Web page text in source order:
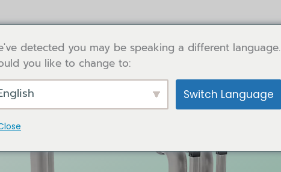
detected you may be speaking a different language.
you like to change to:
Switch Language